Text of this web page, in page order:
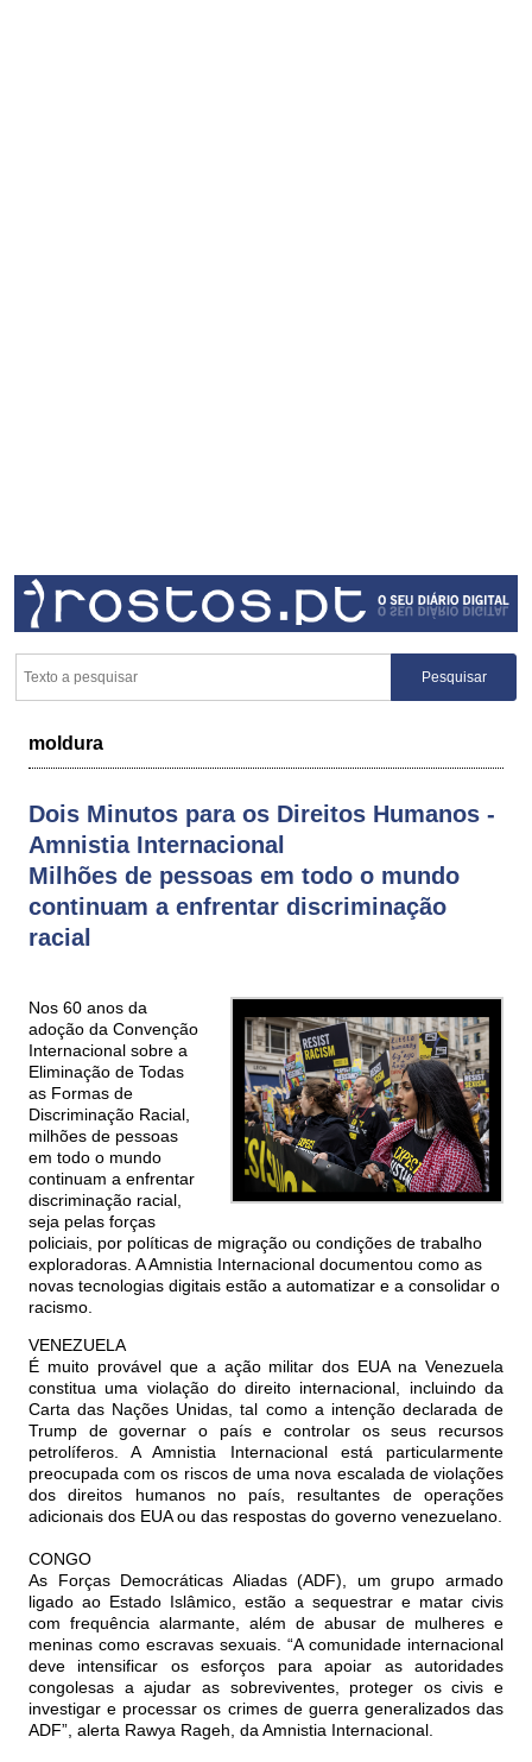
moldura
Dois Minutos para os Direitos Humanos -
Amnistia Internacional
Milhões de pessoas em todo o mundo
continuam a enfrentar discriminação
racial
Nos 60 anos da
adoção da Convenção
Internacional sobre a
Eliminação de Todas
as Formas de
Discriminação Racial,
milhões de pessoas
em todo o mundo
continuam a enfrentar
discriminação racial,
seja pelas forças
policiais, por políticas de migração ou condições de trabalho
exploradoras. A Amnistia Internacional documentou como as
novas tecnologias digitais estão a automatizar e a consolidar o
racismo.
VENEZUELA
É muito provável que a ação militar dos EUA na Venezuela
constitua uma violação do direito internacional, incluindo da
Carta das Nações Unidas, tal como a intenção declarada de
Trump de governar o país e controlar os seus recursos
petrolíferos. A Amnistia Internacional está particularmente
preocupada com os riscos de uma nova escalada de violações
dos direitos humanos no país, resultantes de operações
adicionais dos EUA ou das respostas do governo venezuelano.
CONGO
As Forças Democráticas Aliadas (ADF), um grupo armado
ligado ao Estado Islâmico, estão a sequestrar e matar civis
com frequência alarmante, além de abusar de mulheres e
meninas como escravas sexuais. “A comunidade internacional
deve intensificar os esforços para apoiar as autoridades
congolesas a ajudar as sobreviventes, proteger os civis e
investigar e processar os crimes de guerra generalizados das
ADF”, alerta Rawya Rageh, da Amnistia Internacional.